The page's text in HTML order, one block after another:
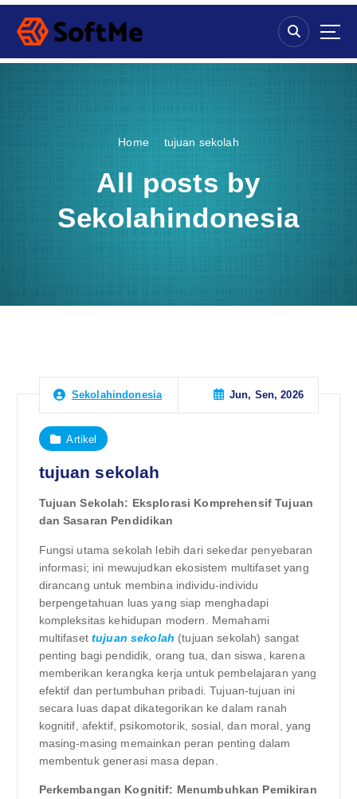
S
p
Home tujuan sekolah
All posts by
Sekolahindonesia
Sekolahindonesia Jun, Sen, 2026
Artikel
tujuan sekolah
Tujuan Sekolah: Eksplorasi Komprehensif Tujuan
dan Sasaran Pendidikan
Fungsi utama sekolah lebih dari sekedar penyebaran
informasi; ini mewujudkan ekosistem multifaset yang
dirancang untuk membina individu-individu
berpengetahuan luas yang siap menghadapi
kompleksitas kehidupan modern. Memahami
multifasettujuan sekolah (tujuan sekolah) sangat
penting bagi pendidik, orang tua, dan siswa, karena
memberikan kerangka kerja untuk pembelajaran yang
efektif dan pertumbuhan pribadi. Tujuan-tujuan ini
secara luas dapat dikategorikan ke dalam ranah
kognitif, afektif, psikomotorik, sosial, dan moral, yang
masing-masing memainkan peran penting dalam
membentuk generasi masa depan.
Perkembangan Kognitif: Menumbuhkan Pemikiran